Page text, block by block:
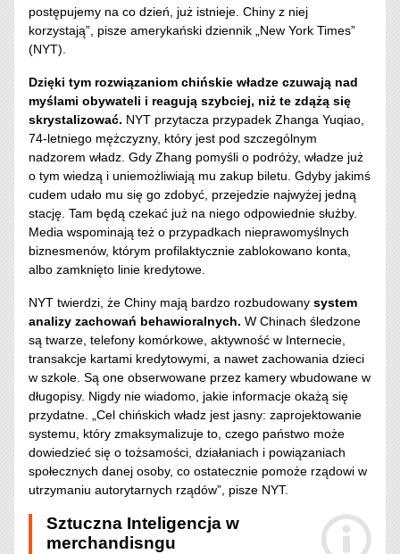
postępujemy na co dzień, już istnieje. Chiny z niej
korzystają”, pisze amerykański dziennik „New York Times”
(NYT).
Dzięki tym rozwiązaniom chińskie władze czuwają nad
myślami obywateli i reagują szybciej, niż te zdążą się
skrystalizować. NYT przytacza przypadek Zhanga Yuqiao,
74-letniego mężczyzny, który jest pod szczególnym
nadzorem władz. Gdy Zhang pomyśli o podróży, władze już
o tym wiedzą i uniemożliwiają mu zakup biletu. Gdyby jakimś
cudem udało mu się go zdobyć, przejedzie najwyżej jedną
stację. Tam będą czekać już na niego odpowiednie służby.
Media wspominają też o przypadkach nieprawomyślnych
biznesmenów, którym profilaktycznie zablokowano konta,
albo zamknięto linie kredytowe.
NYT twierdzi, że Chiny mają bardzo rozbudowany system
analizy zachowań behawioralnych. W Chinach śledzone
są twarze, telefony komórkowe, aktywność w Internecie,
transakcje kartami kredytowymi, a nawet zachowania dzieci
w szkole. Są one obserwowane przez kamery wbudowane w
długopisy. Nigdy nie wiadomo, jakie informacje okażą się
przydatne. „Cel chińskich władz jest jasny: zaprojektowanie
systemu, który zmaksymalizuje to, czego państwo może
dowiedzieć się o tożsamości, działaniach i powiązaniach
społecznych danej osoby, co ostatecznie pomoże rządowi w
utrzymaniu autorytarnych rządów”, pisze NYT.
Sztuczna Inteligencja w
merchandisngu